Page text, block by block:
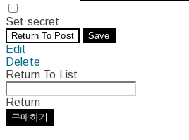
Set secret
Return To Post Save
Edit
Delete
Return To List
Return
구매하기